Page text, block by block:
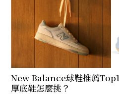
New Balance球鞋推薦
厚底鞋怎麼挑？